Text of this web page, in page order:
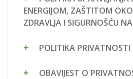
ENERGIJOM, ZAŠTITOM
ZDRAVLJA I SIGURNOŠĆU
POLITIKA PRIVATNOSTI
OBAVIJEST O